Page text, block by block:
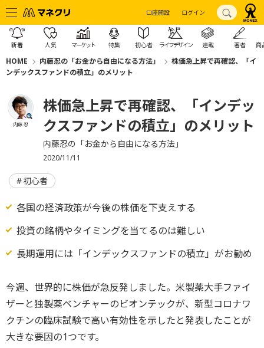
口座開設 ログイン
新着 人気 マーケット 特集 初心者 ライフデザイン 連載 著者 商
HOME 内藤忍の「お金から自由になる方法」
株価急上昇で再確認、「イ
ンデックスファンドの積立」のメリット
内藤 忍
株価急上昇で再確認、「インデッ
クスファンドの積立」のメリット
内藤忍の「お金から自由になる方法」
2020/11/11
初心者
各国の経済政策が今後の株価を下支えする
投資の銘柄やタイミングを当てるのは難しい
長期運用には「インデックスファンドの積立」がお勧め
今週、世界的に株価が急反発しました。米製薬大手ファイ
ザーと独製薬ベンチャーのビオンテックが、新型コロナワ
クチンの臨床試験で高い有効性を示したと発表したことが
大きな要因の1つです。